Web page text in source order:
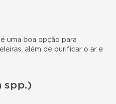
uma boa opção para
além de purificar o ar e
spp.)